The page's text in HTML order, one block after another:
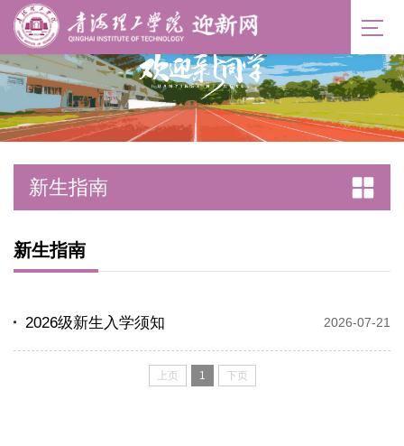
新生指南
新生指南
2026级新生入学须知 2026-07-21
上页 1 下页